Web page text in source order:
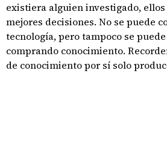
existiera alguien investigado,
mejores decisiones. No se puede
tecnología, pero tampoco se
comprando conocimiento.
de conocimiento por sí solo